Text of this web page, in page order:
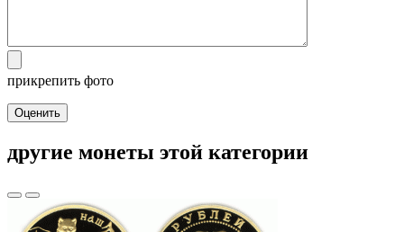
прикрепить фото
Оценить
другие монеты этой категории